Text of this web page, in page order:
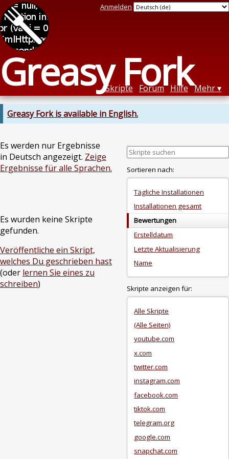
Greasy Fork
Anmelden
Skripte Forum Hilfe Mehr
Greasy Fork is available in English.
Es werden nur Ergebnisse
in Deutsch angezeigt. Zeige
Ergebnisse für alle Sprachen.
Es wurden keine Skripte
gefunden.
Veröffentliche ein Skript,
welches Du geschrieben hast
(oder lernen Sie eines zu
schreiben)
Sortieren nach:
Tägliche Installationen
Installationen gesamt
Bewertungen
Erstelldatum
Letzte Aktualisierung
Name
Skripte anzeigen für:
Alle Skripte
(Alle Seiten)
youtube.com
x.com
twitter.com
instagram.com
facebook.com
tiktok.com
telegram.org
google.com
snapchat.com